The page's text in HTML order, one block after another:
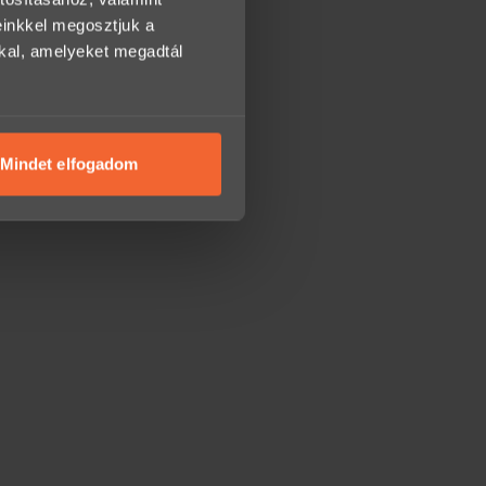
megosztjuk a
amelyeket megadtál
Mindet elfogadom